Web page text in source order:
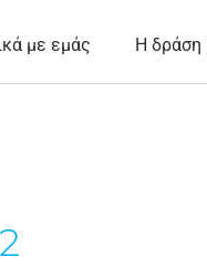
με εμάς Η δράση